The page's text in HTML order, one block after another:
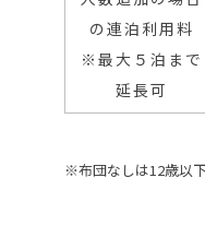
の連泊利用料
※最大５泊まで
延長可
※布団なしは12歳以